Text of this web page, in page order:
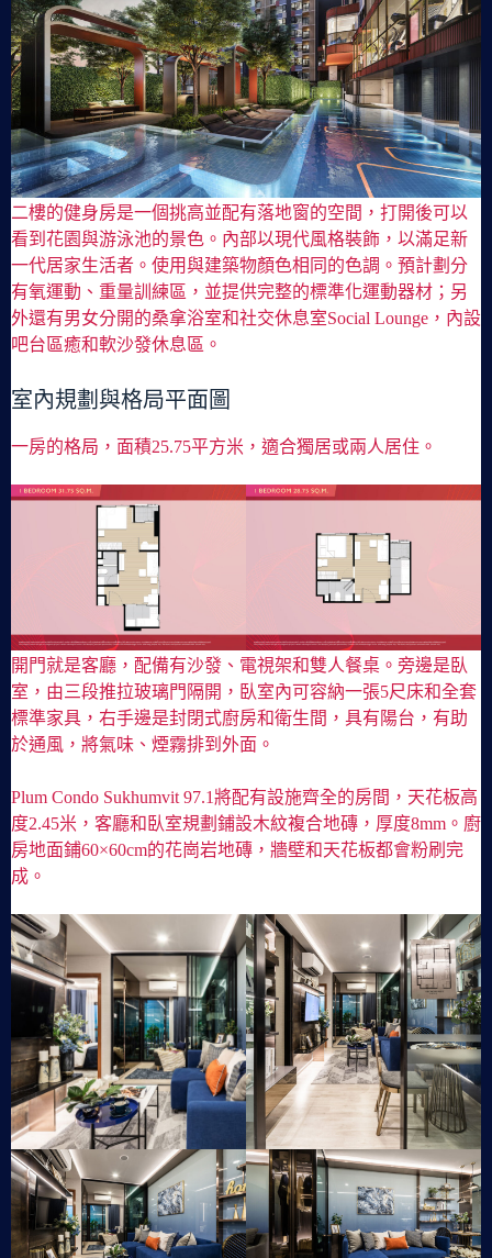
二樓的健身房是一個挑高並配有落地窗的空間，打開後可以
看到花園與游泳池的景色。內部以現代風格裝飾，以滿足新
一代居家生活者。使用與建築物顏色相同的色調。預計劃分
有氧運動、重量訓練區，並提供完整的標準化運動器材；另
外還有男女分開的桑拿浴室和社交休息室Social Lounge，內設
吧台區癒和軟沙發休息區。
室內規劃與格局平面圖
一房的格局，面積25.75平方米，適合獨居或兩人居住。
開門就是客廳，配備有沙發、電視架和雙人餐桌。旁邊是臥
室，由三段推拉玻璃門隔開，臥室內可容納一張5尺床和全套
標準家具，右手邊是封閉式廚房和衛生間，具有陽台，有助
於通風，將氣味、煙霧排到外面。
Plum Condo Sukhumvit 97.1將配有設施齊全的房間，天花板高
度2.45米，客廳和臥室規劃鋪設木紋複合地磚，厚度8mm。廚
房地面鋪60×60cm的花崗岩地磚，牆壁和天花板都會粉刷完
成。